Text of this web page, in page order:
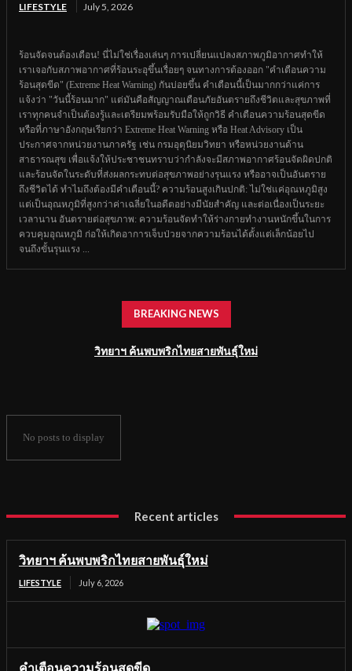
LIFESTYLE July 5, 2026
ร้อนจัดจนต้องเตือน! นี่ไม่ใช่เรื่องเล่นๆ การเปลี่ยนแปลงสภาพภูมิอากาศทำให้
เราเจอกับสภาพอากาศที่ร้อนระอุขึ้นเรื่อยๆ จนทางการต้องออก "คำเตือนความ
ร้อนสุดขีด" (Extreme Heat Warning) กันบ่อยขึ้น คำเตือนนี้เป็นมากกว่าแค่การ
แจ้งว่า "วันนี้ร้อนมาก" แต่มันคือสัญญาณเตือนภัยอันตรายถึงชีวิตและสุขภาพที่
เราทุกคนจำเป็นต้องรู้และเตรียมพร้อมรับมือให้ถูกวิธี คำเตือนความร้อนสุดขีด
หรือที่ภาษาอังกฤษเรียกว่า Extreme Heat Warning หรือ Heat Advisory เป็น
ประกาศจากหน่วยงานภาครัฐ เช่น กรมอุตุนิยมวิทยา หรือหน่วยงานด้าน
สาธารณสุข เพื่อแจ้งให้ประชาชนทราบว่ากำลังจะมีสภาพอากาศร้อนจัดผิดปกติ
และร้อนจัดในระดับที่ส่งผลกระทบต่อสุขภาพอย่างรุนแรง หรืออาจเป็นอันตราย
ถึงชีวิตได้ ทำไมถึงต้องมีคำเตือนนี้? ความร้อนสูงเกินปกติ: ไม่ใช่แค่อุณหภูมิสูง
แต่เป็นอุณหภูมิที่สูงกว่าค่าเฉลี่ยในอดีตอย่างมีนัยสำคัญ และต่อเนื่องเป็นระยะ
เวลานาน อันตรายต่อสุขภาพ: ความร้อนจัดทำให้ร่างกายทำงานหนักขึ้นในการ
ควบคุมอุณหภูมิ ก่อให้เกิดอาการเจ็บป่วยจากความร้อนได้ตั้งแต่เล็กน้อยไป
จนถึงขั้นรุนแรง ...
BREAKING NEWS
วิทยาฯ ค้นพบพริกไทยสายพันธุ์ใหม่
No posts to display
Recent articles
วิทยาฯ ค้นพบพริกไทยสายพันธุ์ใหม่
LIFESTYLE July 6, 2026
คำเตือนความร้อนสุดขีด